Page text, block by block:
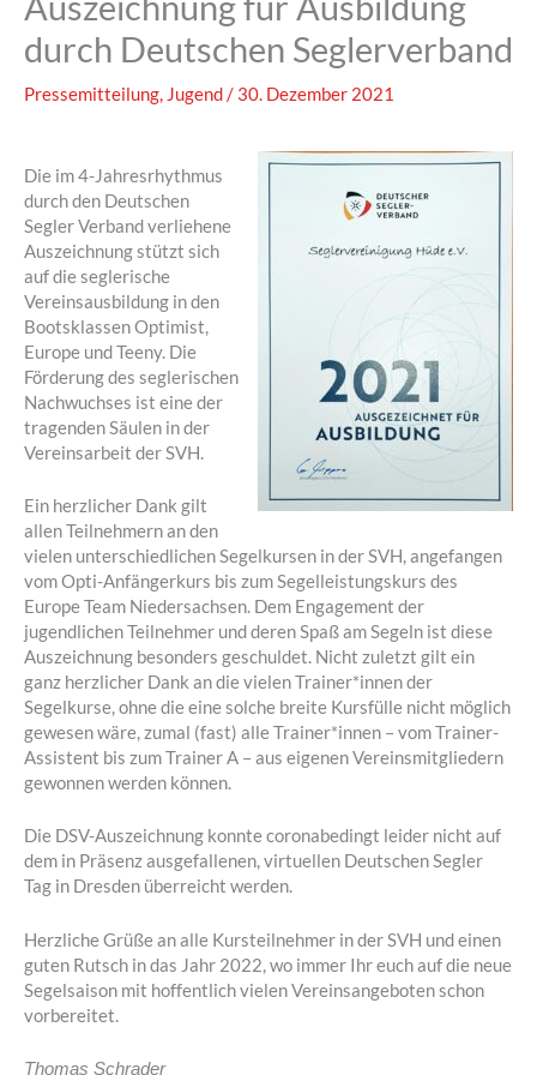
durch Deutschen Seglerverband
Pressemitteilung, Jugend/ 30. Dezember 2021
Die im 4-Jahresrhythmus
durch den Deutschen
Segler Verband verliehene
Auszeichnung stützt sich
auf die seglerische
Vereinsausbildung in den
Bootsklassen Optimist,
Europe und Teeny. Die
Förderung des seglerischen
Nachwuchses ist eine der
tragenden Säulen in der
Vereinsarbeit der SVH.
Ein herzlicher Dank gilt
allen Teilnehmern an den
vielen unterschiedlichen Segelkursen in der SVH, angefangen
vom Opti-Anfängerkurs bis zum Segelleistungskurs des
Europe Team Niedersachsen. Dem Engagement der
jugendlichen Teilnehmer und deren Spaß am Segeln ist diese
Auszeichnung besonders geschuldet. Nicht zuletzt gilt ein
ganz herzlicher Dank an die vielen Trainer*innen der
Segelkurse, ohne die eine solche breite Kursfülle nicht möglich
gewesen wäre, zumal (fast) alle Trainer*innen – vom Trainer-
Assistent bis zum Trainer A – aus eigenen Vereinsmitgliedern
gewonnen werden können.
Die DSV-Auszeichnung konnte coronabedingt leider nicht auf
dem in Präsenz ausgefallenen, virtuellen Deutschen Segler
Tag in Dresden überreicht werden.
Herzliche Grüße an alle Kursteilnehmer in der SVH und einen
guten Rutsch in das Jahr 2022, wo immer Ihr euch auf die neue
Segelsaison mit hoffentlich vielen Vereinsangeboten schon
vorbereitet.
Thomas Schrader